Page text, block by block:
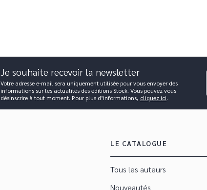
Je souhaite recevoir la newsletter
Votre adresse e-mail sera uniquement utilisée pour vous envoyer des
informations sur les actualités des éditions Stock. Vous pouvez vous
désinscrire à tout moment. Pour plus d’informations, cliquez ici.
LE CATALOGUE
Tous les auteurs
Nouveautés